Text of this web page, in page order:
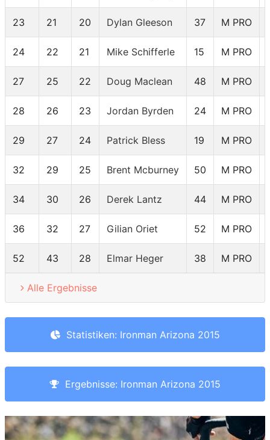
23 21 20 Dylan Gleeson 37 M PRO
24 22 21 Mike Schifferle 15 M PRO
27 25 22 Doug Maclean 48 M PRO
28 26 23 Jordan Byrden 24 M PRO
29 27 24 Patrick Bless 19 M PRO
32 29 25 Brent Mcburney 50 M PRO
34 30 26 Derek Lantz 44 M PRO
36 32 27 Gilian Oriet 52 M PRO
52 43 28 Elmar Heger 38 M PRO
Alle Ergebnisse
Statistiken: Ironman Arizona 2015
Ergebnisse: Ironman Arizona 2015